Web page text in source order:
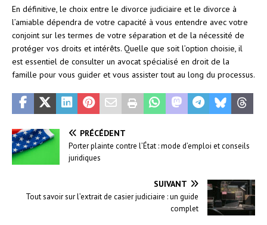
En définitive, le choix entre le divorce judiciaire et le divorce à
l’amiable dépendra de votre capacité à vous entendre avec votre
conjoint sur les termes de votre séparation et de la nécessité de
protéger vos droits et intérêts. Quelle que soit l’option choisie, il
est essentiel de consulter un avocat spécialisé en droit de la
famille pour vous guider et vous assister tout au long du processus.
PRÉCÉDENT
Porter plainte contre l’État : mode d’emploi et conseils
juridiques
SUIVANT
Tout savoir sur l’extrait de casier judiciaire : un guide
complet